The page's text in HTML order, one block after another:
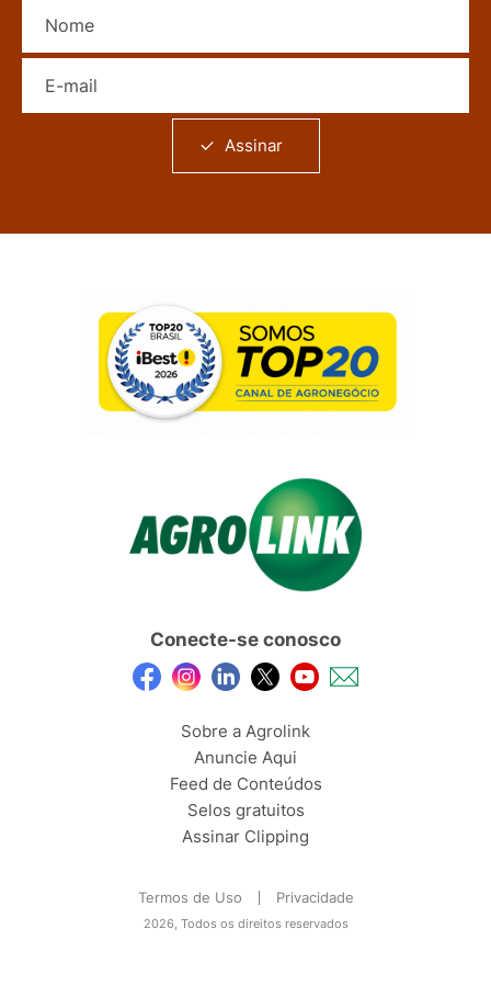
Assinar
Conecte-se conosco
Sobre a Agrolink
Anuncie Aqui
Feed de Conteúdos
Selos gratuitos
Assinar Clipping
Termos de Uso Privacidade
2026, Todos os direitos reservados